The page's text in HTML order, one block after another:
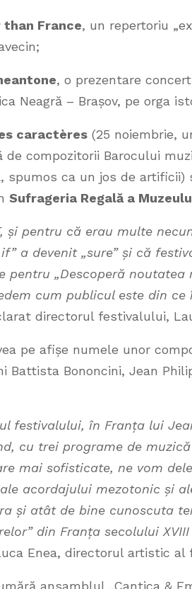
than France, un repertoriu
, o prezentare
Neagră – Brașov, pe orga
caractères (25 noiembrie,
compozitorii Barocului
spumos ca un jos de artificii)
Sufrageria Regală a
și pentru că erau multe
a devenit „sure” și că
pentru „Descoperă
cum publicul este din
directorul festivalului,
pe afișe numele unor
Battista Bononcini, Jean
festivalului, în Franța lui
cu trei programe de
mai sofisticate, ne vom
acordajului mezotonic și
și atât de bine cunoscuta
din Franța secolului
Enea, directorul artistic al
ansamblul „Cantica &